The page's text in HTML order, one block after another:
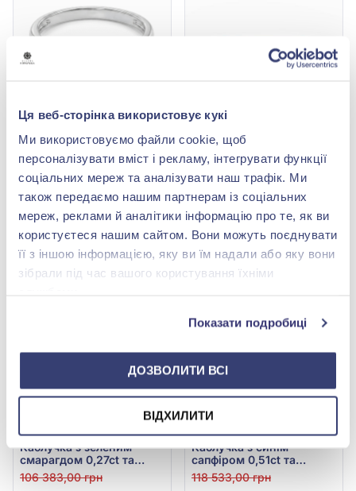
Ця веб-сторінка використовує кукі
Ми використовуємо файли cookie, щоб
персоналізувати вміст і рекламу, інтегрувати функції
соціальних мереж та аналізувати наш трафік. Ми
також передаємо нашим партнерам із соціальних
мереж, реклами й аналітики інформацію про те, як ви
користуєтеся нашим сайтом. Вони можуть поєднувати
її з іншою інформацією, яку ви їм надали або яку вони
зібрали під час вашого користування їхніми
Показати подробиці
ДОЗВОЛИТИ ВСІ
ВІДХИЛИТИ
Каблучка з діамантами з
білого золота 585° з
діамантом 0,255ct, арт.
202б/б
85 115,00 грн
42 557,50 грн
(арт. 202б/б)
Купити
Каблучка «Солітер» із
червоного золота 585° з
діамантом 0,16ct, арт.
66 846,00 грн
33 423,00 грн
(арт. КДк7042)
Каблучка з зеленим
смарагдом 0,27ct та
діамантом 0,29ct з
червоного золота 585°,
106 383,00 грн
Каблучка з синім
сапфіром 0,51ct та
діамантом 0,35ct із
червоного золота 585°,
118 533,00 грн